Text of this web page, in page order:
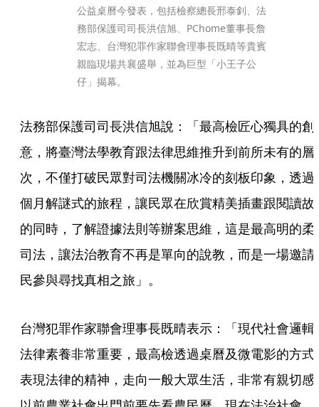
公益桌曆今發表，包括檢察總長邢泰釗、法
務部保護司司長洪信旭、PChome董事長詹
宏志、台灣犯罪作家聯會理事長既晴等貴賓
親臨現場共襄盛舉，並為巨型「小王子公
仔」揭幕。
法務部保護司司長洪信旭說：「最高檢匠心獨具的創
意，將臺灣法學教育跟法律思維推升到前所未有的層
次，不僅打破民眾對司法機關冰冷的刻板印象，透過
個月解謎式的旅程，讓民眾在欣賞精美插畫跟閱讀故
的同時，了解證據法則等辦案思維，這是最高明的柔
司法，讓法治教育不再是單向的說教，而是一場邀請
民參與尋找真相之旅」。
台灣犯罪作家聯會理事長既晴表示：「現代社會邏輯
法律素養非常重要，最高檢透過桌曆及微電影的方式
表現法律的精神，走向一般大眾生活，非常有親切感